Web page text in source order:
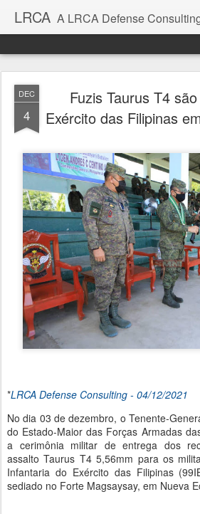
LRCA A LRCA Defense Consulting é uma entidade sem fins lucrativos que se dedica a produzir e divulgar notícias e análises sobre as
DEC
4
Fuzis Taurus T4
Exército das Filipinas
*LRCA Defense Consulting - 04/12/2021
No dia 03 de dezembro, o Tenente-
do Estado-Maior das Forças Armadas
a cerimônia militar de entrega dos
assalto Taurus T4 5,56mm para os
Infantaria do Exército das Filipinas
sediado no Forte Magsaysay, em Nueva